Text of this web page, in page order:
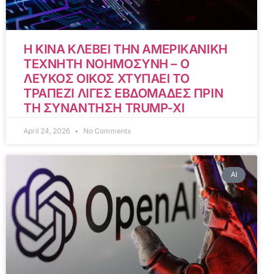
Η ΚΙΝΑ ΚΛΕΒΕΙ ΤΗΝ ΑΜΕΡΙΚΑΝΙΚΗ
ΤΕΧΝΗΤΗ ΝΟΗΜΟΣΥΝΗ – Ο
ΛΕΥΚΟΣ ΟΙΚΟΣ ΧΤΥΠΑΕΙ ΤΟ
ΤΡΑΠΕΖΙ ΛΙΓΕΣ ΕΒΔΟΜΑΔΕΣ ΠΡΙΝ
ΤΗ ΣΥΝΑΝΤΗΣΗ TRUMP-XI
April 24, 2026 No Comments
AI